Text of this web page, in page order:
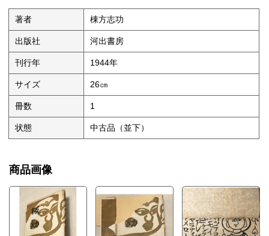
著者 棟方志功
出版社 河出書房
刊行年 1944年
サイズ 26㎝
冊数 1
状態 中古品（並下）
商品画像